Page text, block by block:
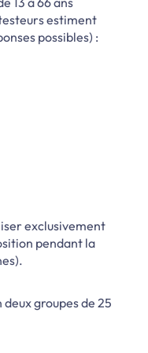
estiment
possibles) :
exclusivement
pendant la
groupes de 25